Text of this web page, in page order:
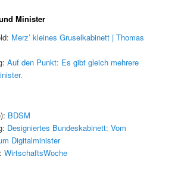
Minister
Merz’ kleines Gruselkabinett | Thomas
Auf den Punkt: Es gibt gleich mehrere
BDSM
Designiertes Bundeskabinett: Vom
Digitalminister
WirtschaftsWoche